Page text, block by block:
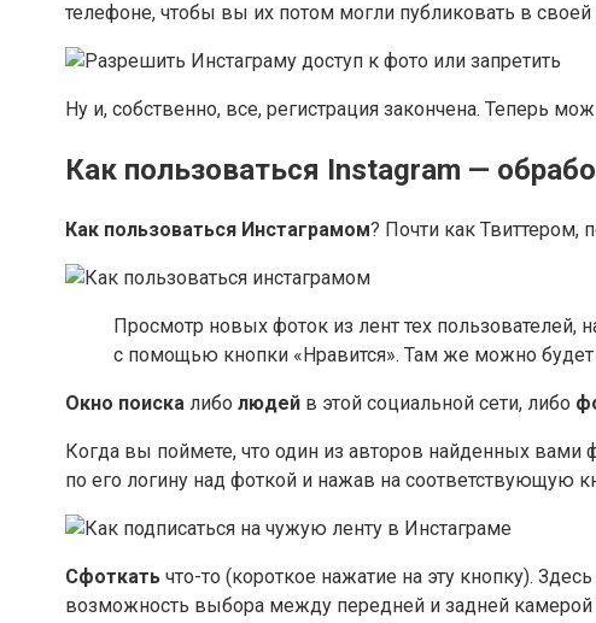
телефоне, чтобы вы их потом могли публиковать в своей
Ну и, собственно, все, регистрация закончена. Теперь
Как пользоваться Instagram —
Как пользоваться Инстаграмом? Почти как Твиттером,
Просмотр новых фоток из лент тех
с помощью кнопки «Нравится». Там же можно будет
Окно поиска либо людей в этой социальной сети, либо
Когда вы поймете, что один из авторов найденных вами
по его логину над фоткой и нажав на соответствующую
Cфоткать что-то (короткое нажатие на эту кнопку).
возможность выбора между передней и задней камерой